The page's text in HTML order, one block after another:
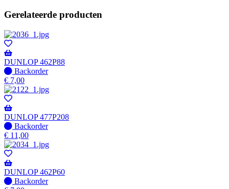
Gerelateerde producten
DUNLOP 462P88
Niet
op
voorraad
-
Wordt
verzonden
wanneer
beschikbaar
Backorder
€ 7,00
DUNLOP 477P208
Niet
op
voorraad
-
Wordt
verzonden
wanneer
Backorder
€ 11,00
DUNLOP 462P60
Niet
Backorder